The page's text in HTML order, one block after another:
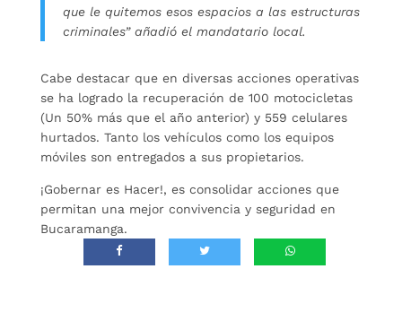
que le quitemos esos espacios a las estructuras
criminales” añadió el mandatario local.
Cabe destacar que en diversas acciones operativas
se ha logrado la recuperación de 100 motocicletas
(Un 50% más que el año anterior) y 559 celulares
hurtados. Tanto los vehículos como los equipos
móviles son entregados a sus propietarios.
¡Gobernar es Hacer!, es consolidar acciones que
permitan una mejor convivencia y seguridad en
Bucaramanga.